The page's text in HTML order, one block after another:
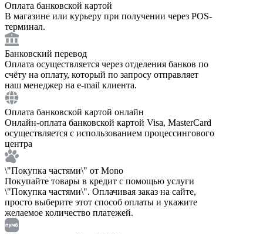
Оплата банковской картой
В магазине или курьеру при получении через POS-
терминал.
Банковский перевод
Оплата осуществляется через отделения банков по
счёту на оплату, который по запросу отправляет
наш менеджер на e-mail клиента.
Оплата банковской картой онлайн
Онлайн-оплата банковской картой Visa, MasterCard
осуществляется с использованием процессингового
центра
\"Покупка частями\" от Mono
Покупайте товары в кредит с помощью услуги
\"Покупка частями\". Оплачивая заказ на сайте,
просто выберите этот способ оплаты и укажите
желаемое количество платежей.